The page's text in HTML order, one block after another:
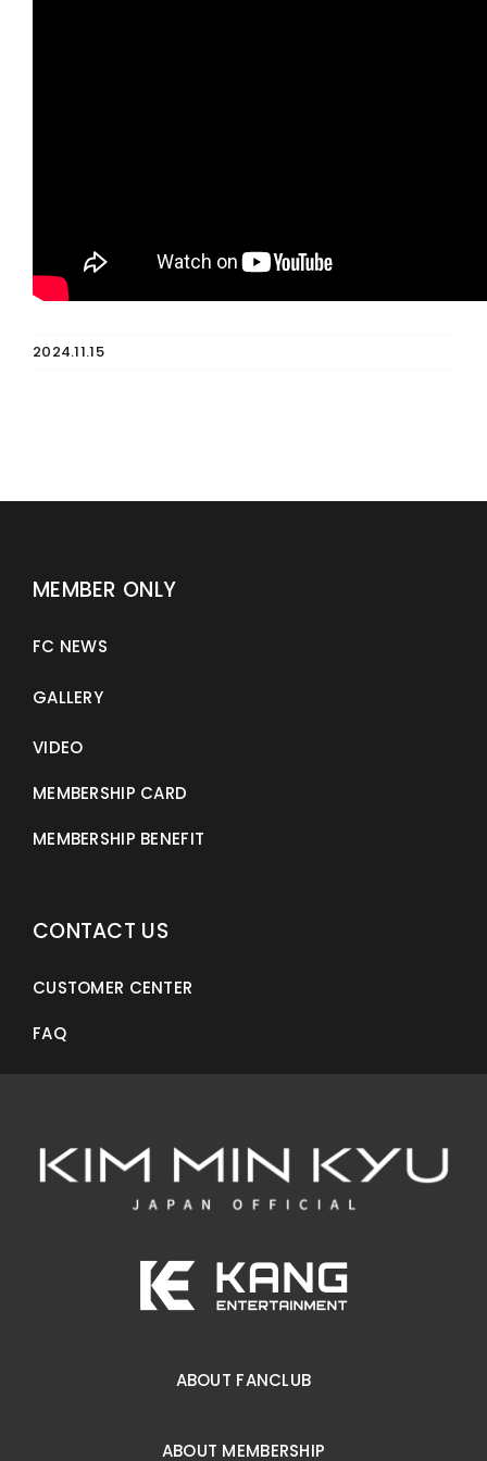
2024.11.15
MEMBER ONLY
FC NEWS
GALLERY
VIDEO
MEMBERSHIP CARD
MEMBERSHIP BENEFIT
CONTACT US
CUSTOMER CENTER
FAQ
ABOUT FANCLUB
ABOUT MEMBERSHIP